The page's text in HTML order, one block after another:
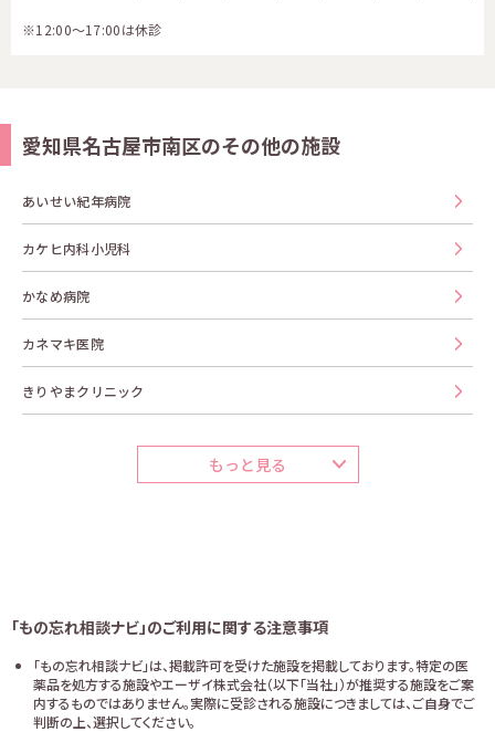
※12:00～17:00は休診
愛知県名古屋市南区のその他の施設
あいせい紀年病院
カケヒ内科小児科
かなめ病院
カネマキ医院
きりやまクリニック
もっと見る
「もの忘れ相談ナビ」のご利用に関する注意事項
「もの忘れ相談ナビ」は、掲載許可を受けた施設を掲載しております。特定の医
薬品を処方する施設やエーザイ株式会社（以下「当社」）が推奨する施設をご案
内するものではありません。実際に受診される施設につきましては、ご自身でご
判断の上、選択してください。